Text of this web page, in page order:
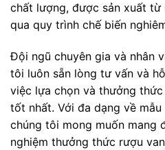
chất lượng, được sản xuất từ
qua quy trình chế biến
Đội ngũ chuyên gia và nhân
tôi luôn sẵn lòng tư vấn và
việc lựa chọn và thưởng
tốt nhất. Với đa dạng về
chúng tôi mong muốn mang
nghiệm thưởng thức rượu